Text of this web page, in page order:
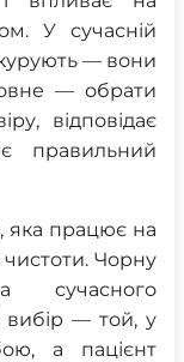
У сучасній
— вони
— обрати
відповідає
правильний
працює на
Чорну
вибір — той, у
а пацієнт